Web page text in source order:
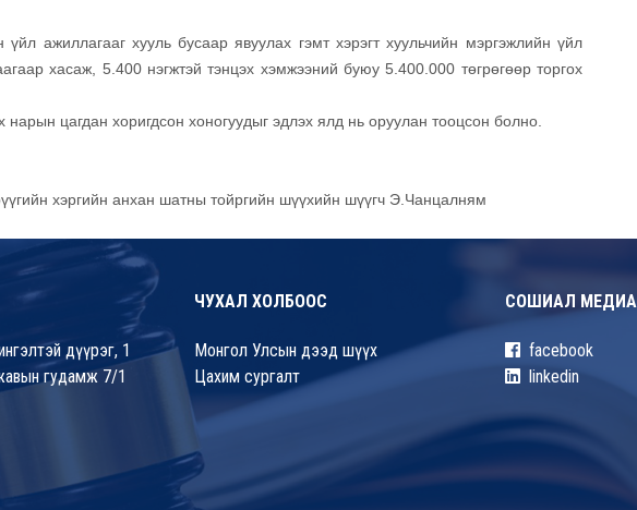
үйл ажиллагааг хууль бусаар явуулах гэмт хэрэгт хуульчийн мэргэжлийн үйл
хасаж, 5.400 нэгжтэй тэнцэх хэмжээний буюу 5.400.000 төгрөгөөр торгох
цагдан хоригдсон хоногуудыг эдлэх ялд нь оруулан тооцсон болно.
хэргийн анхан шатны тойргийн шүүхийн шүүгч Э.Чанцалням
дүүрэг, 1
гудамж 7/1
ЧУХАЛ ХОЛБООС
Монгол Улсын дээд шүүх
Цахим сургалт
СОШИАЛ МЕДИА
facebook
linkedin